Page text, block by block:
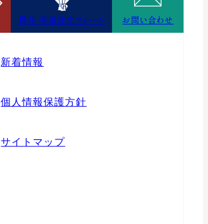
供花・弔電注文フォーム お問い合わせ
新着情報
個人情報保護方針
サイトマップ